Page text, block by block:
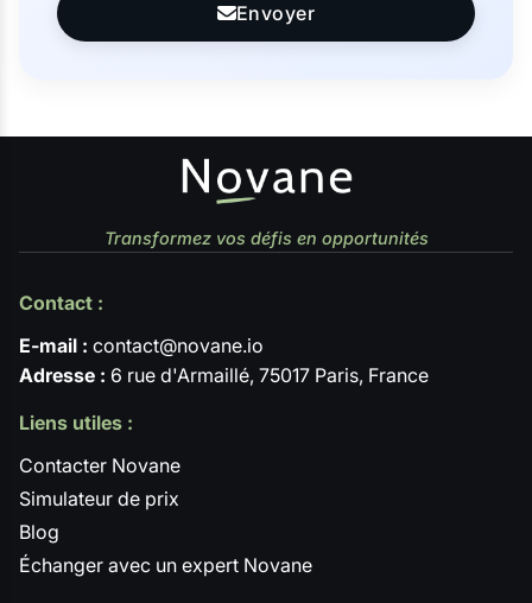
Envoyer
Transformez vos défis en opportunités
Contact :
E-mail : contact@novane.io
Adresse : 6 rue d'Armaillé, 75017 Paris, France
Liens utiles :
Contacter Novane
Simulateur de prix
Blog
Échanger avec un expert Novane